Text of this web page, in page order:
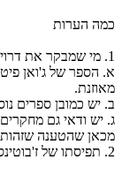
כמה הערות
1. מי שמבקר את דרויש על שאיפתו ''למחוק את קיומנו כאן'' (עבר הווה ועתיד), צריך להיזהר כאשר הוא מגייס את המחקר ההיסטורי. על כך מספר הערות:
א. הספר של ג'ואן
מאוזנת.
ב. יש כמובן ספרים
ג. יש ודאי גם
מכאן שהטענה שזהות
2. תפיסתו של ז'בוטינסקי ב''על קיר הברזל'' מבוססת על התפיסה שהפלשתינאים הם ''עם חי'' שקשור לארצו ושעם חי לא מוותר על ארצו בקלות.